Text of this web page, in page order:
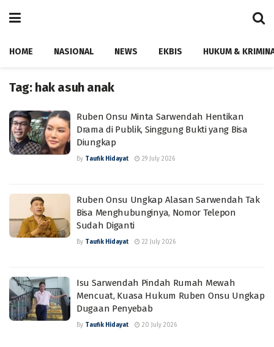
HOME NASIONAL NEWS EKBIS HUKUM &
Tag: hak asuh anak
Ruben Onsu Minta Sarwendah Hentikan
Drama di Publik, Singgung Bukti yang Bisa
Diungkap
By Taufik Hidayat 29 July 2026
Ruben Onsu Ungkap Alasan Sarwendah Tak
Bisa Menghubunginya, Nomor Telepon
Sudah Diganti
By Taufik Hidayat 22 July 2026
Isu Sarwendah Pindah Rumah Mewah
Mencuat, Kuasa Hukum Ruben Onsu Ungkap
Dugaan Penyebab
By Taufik Hidayat 20 July 2026